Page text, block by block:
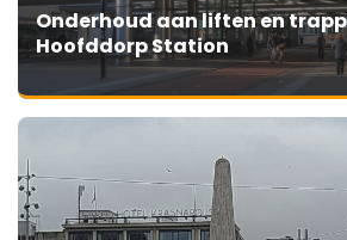
Onderhoud aan liften en
Hoofddorp Station